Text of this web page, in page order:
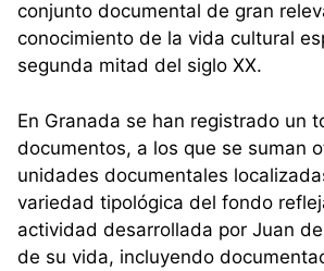
conjunto documental de gran
conocimiento de la vida cultural
segunda mitad del siglo XX.
En Granada se han registrado un
documentos, a los que se suman
unidades documentales
variedad tipológica del fondo
actividad desarrollada por Juan
de su vida, incluyendo